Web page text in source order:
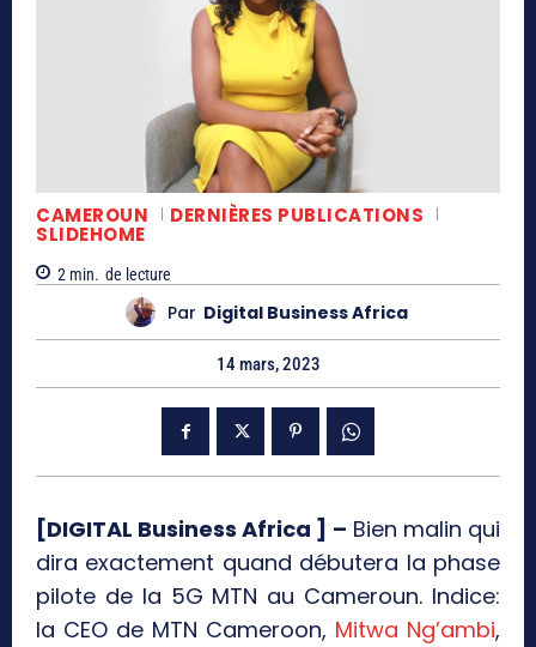
CAMEROUN DERNIÈRES PUBLICATIONS
SLIDEHOME
2 min. de lecture
Par Digital Business Africa
14 mars, 2023
[DIGITAL Business Africa ] – Bien malin qui
dira exactement quand débutera la phase
pilote de la 5G MTN au Cameroun. Indice:
la CEO de MTN Cameroon, Mitwa Ng’ambi,